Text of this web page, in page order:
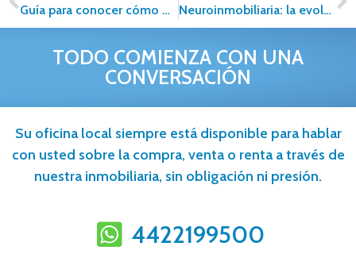
Guía para conocer cómo mejorar mi historial crediticio Neuroinmobiliaria: la evolución del sector desde la mente y el corazón
TODO COMIENZA CON UNA
CONVERSACIÓN
Su oficina local siempre está disponible para hablar
con usted sobre la compra, venta o renta a través de
nuestra inmobiliaria, sin obligación ni presión.
4422199500